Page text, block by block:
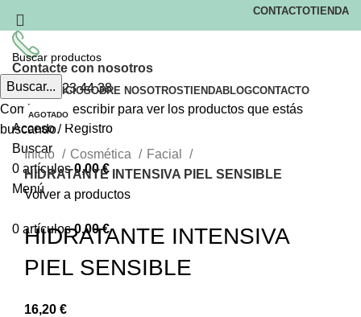
CONTACTOTIENDA
Contacte con nosotros
+34949 23 44 38
Acceso / Registro
Buscar
0 artículos 0,00€
Menú
0 artículos 0,00€
INICIOSOBRE NOSOTROSTIENDABLOGCONTACTO
Clic para ampliar
Inicio
Cosmética
Facial
HIDRATANTE INTENSIVA PIEL SENSIBLE
Volver a productos
HIDRATANTE INTENSIVA
PIEL SENSIBLE
16,20 €
AGOTADO
AGOTADO
Buscar...
Comienza a escribir para ver los productos que estás
buscando.